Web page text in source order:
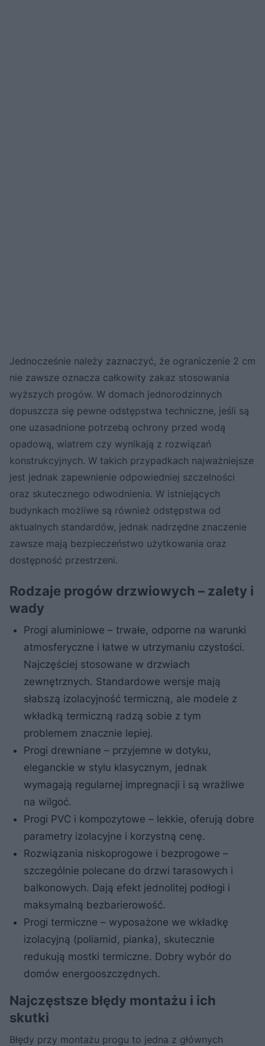
Jednocześnie należy zaznaczyć, że ograniczenie 2 cm
nie zawsze oznacza całkowity zakaz stosowania
wyższych progów. W domach jednorodzinnych
dopuszcza się pewne odstępstwa techniczne, jeśli są
one uzasadnione potrzebą ochrony przed wodą
opadową, wiatrem czy wynikają z rozwiązań
konstrukcyjnych. W takich przypadkach najważniejsze
jest jednak zapewnienie odpowiedniej szczelności
oraz skutecznego odwodnienia. W istniejących
budynkach możliwe są również odstępstwa od
aktualnych standardów, jednak nadrzędne znaczenie
zawsze mają bezpieczeństwo użytkowania oraz
dostępność przestrzeni.
Rodzaje progów drzwiowych – zalety i
wady
Progi aluminiowe – trwałe, odporne na warunki
atmosferyczne i łatwe w utrzymaniu czystości.
Najczęściej stosowane w drzwiach
zewnętrznych. Standardowe wersje mają
słabszą izolacyjność termiczną, ale modele z
wkładką termiczną radzą sobie z tym
problemem znacznie lepiej.
Progi drewniane – przyjemne w dotyku,
eleganckie w stylu klasycznym, jednak
wymagają regularnej impregnacji i są wrażliwe
na wilgoć.
Progi PVC i kompozytowe – lekkie, oferują dobre
parametry izolacyjne i korzystną cenę.
Rozwiązania niskoprogowe i bezprogowe –
szczególnie polecane do drzwi tarasowych i
balkonowych. Dają efekt jednolitej podłogi i
maksymalną bezbarierowość.
Progi termiczne – wyposażone we wkładkę
izolacyjną (poliamid, pianka), skutecznie
redukują mostki termiczne. Dobry wybór do
domów energooszczędnych.
Najczęstsze błędy montażu i ich
skutki
Błędy przy montażu progu to jedna z głównych